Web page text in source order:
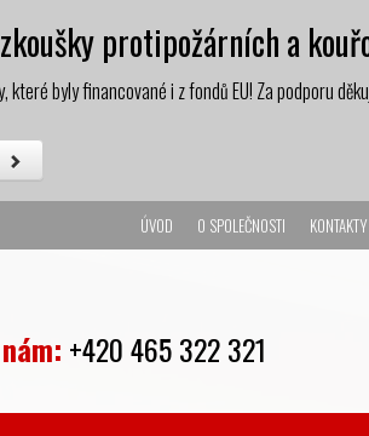
protipožárních a
které byly financované i z fondů EU! Za podporu
ÚVOD O SPOLEČNOSTI KONTAKTY
+420 465 322 321